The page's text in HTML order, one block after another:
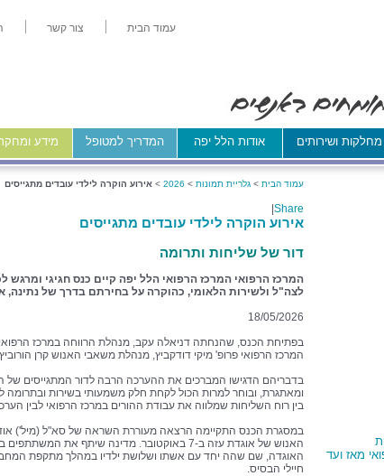
עמוד הבית צור קשר
מחלקות ושירותים אודות הלל יפה המדריך למטופל מידע
מאז ועד
עמוד הבית > גלריית תמונות >
2026
> אירוע הוקרה לילדי עובדים מתגייסים
Share
אירוע הוקרה לילדי עובדים מתגייסים
דור של שליחות ותרומה
המרכז הרפואי המרכז הרפואי הלל יפה קיים כנס חגיגי ומרגש
לצה"ל ולשירות הלאומי, כהוקרה על בחירתם בדרך של נתינה,
18/05/2026
בפתיחת הכנס, שהנחתה דניאלה עקב, מנהלת הרווחה במרכז
המרכז הרפואי פרופ' מיקי דודקביץ, מנהלת משאבי האנוש קרן
בדבריהם הדגישו המברכים את ההערכה הרבה לדור המתגייסים של
ומאתגרת, ובוחר למרות הכול לקחת חלק משמעותי בשירות ובתרומה
בין רוח השליחות שמלווה את עבודת ההורים במרכז הרפואי לבין
במסגרת הכנס התקיימה הרצאה מעוררת השראה של סא"ל (מיל')
האנוש של אוגדת עזה ב-7 באוקטובר. מדינה שיתף את
האוגדה, שם שהה יחד עם אשתו ושלושת ילדיו במהלך מתקפת
חיילי הבסיס.